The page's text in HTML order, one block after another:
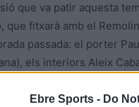
Ebre Sports - Do
que va patir aquesta
que fitxarà amb el
passada: el porter
els interiors Aleix
el davanter centre
Ruben Panisello, que